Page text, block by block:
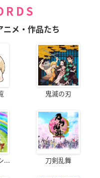
ニメ・作品たち
鬼滅の刃
... 刀剣乱舞